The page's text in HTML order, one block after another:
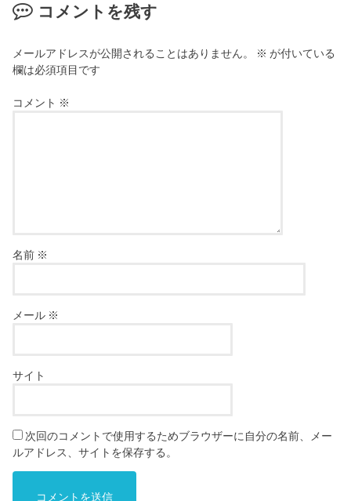
コメントを残す
メールアドレスが公開されることはありません。 ※ が付いている
欄は必須項目です
コメント ※
名前 ※
メール ※
サイト
次回のコメントで使用するためブラウザーに自分の名前、メー
ルアドレス、サイトを保存する。